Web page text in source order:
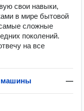
свои навыки,
в мире бытовой
сложные
поколений.
на все
машины —